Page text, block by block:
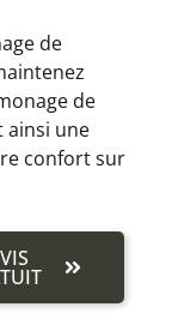
de
de
ainsi une
confort sur